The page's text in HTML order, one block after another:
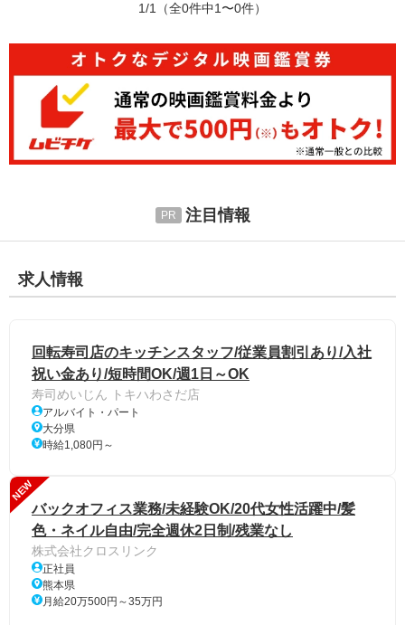
1/1 （全0件中1〜0件）
注目情報
求人情報
回転寿司店のキッチンスタッフ/従業員割引あり/入社
祝い金あり/短時間OK/週1日～OK
寿司めいじん トキハわさだ店
アルバイト・パート
大分県
時給1,080円～
NEW
バックオフィス業務/未経験OK/20代女性活躍中/髪
色・ネイル自由/完全週休2日制/残業なし
株式会社クロスリンク
正社員
熊本県
月給20万500円～35万円